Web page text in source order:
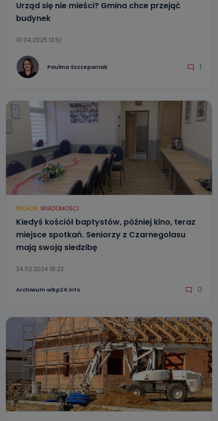
Urząd się nie mieści? Gmina chce przejąć
budynek
10.04.2026 13:51
Paulina Szczepaniak 1
REGION WIADOMOŚCI
Kiedyś kościół baptystów, później kino, teraz
miejsce spotkań. Seniorzy z Czarnegolasu
mają swoją siedzibę
24.02.2024 18:23
Archiwum wlkp24.info 0